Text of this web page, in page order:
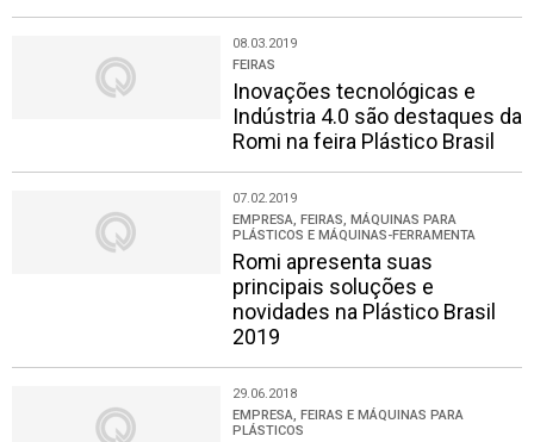
08.03.2019
FEIRAS
Inovações tecnológicas e
Indústria 4.0 são destaques da
Romi na feira Plástico Brasil
07.02.2019
EMPRESA, FEIRAS, MÁQUINAS PARA
PLÁSTICOS E MÁQUINAS-FERRAMENTA
Romi apresenta suas
principais soluções e
novidades na Plástico Brasil
2019
29.06.2018
EMPRESA, FEIRAS E MÁQUINAS PARA
PLÁSTICOS